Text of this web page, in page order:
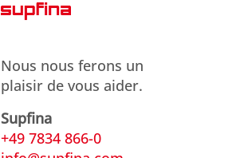
Nous nous ferons un
plaisir de vous aider.
Supfina
+49 7834 866-0